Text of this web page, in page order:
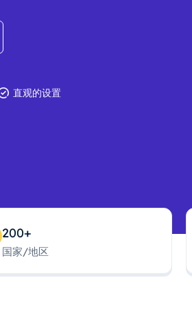
直观的设置
200+
国家/地区